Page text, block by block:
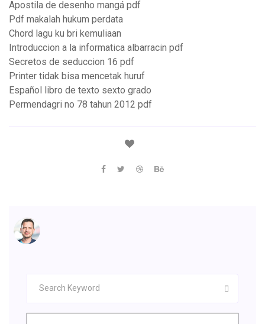
Apostila de desenho mangá pdf
Pdf makalah hukum perdata
Chord lagu ku bri kemuliaan
Introduccion a la informatica albarracin pdf
Secretos de seduccion 16 pdf
Printer tidak bisa mencetak huruf
Español libro de texto sexto grado
Permendagri no 78 tahun 2012 pdf